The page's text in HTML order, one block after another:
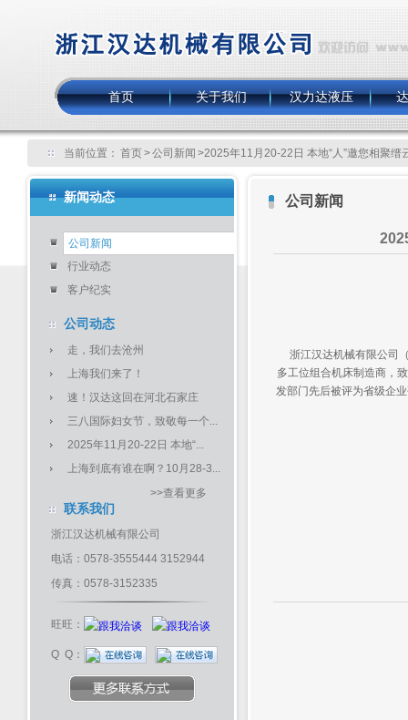
首页 关于我们 汉力达液压
当前位置： 首页>公司新闻 >2025年11月20-22日 本地“人”邀您相聚缙
新闻动态
公司新闻
行业动态
客户纪实
公司动态
走，我们去沧州
上海我们来了！
速！汉达这回在河北石家庄
三八国际妇女节，致敬每一个...
2025年11月20-22日 本地“...
上海到底有谁在啊？10月28-3...
>>查看更多
联系我们
浙江汉达机械有限公司
电话：0578-3555444 3152944
传真：0578-3152335
旺旺：
Q Q：
公司新闻
浙江汉达机械有限公司
多工位组合机床制造商，
发部门先后被评为省级企